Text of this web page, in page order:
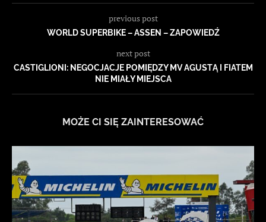
previous post
WORLD SUPERBIKE – ASSEN – ZAPOWIEDŹ
next post
CASTIGLIONI: NEGOCJACJE POMIĘDZY MV AGUSTĄ I FIATEM
NIE MIAŁY MIEJSCA
MOŻE CI SIĘ ZAINTERESOWAĆ